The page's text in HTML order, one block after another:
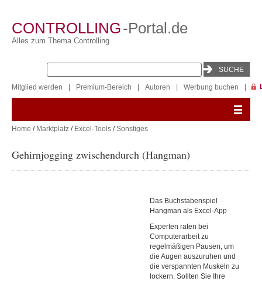
CONTROLLING-Portal.de
Alles zum Thema Controlling
Mitglied werden Premium-Bereich Autoren Werbung buchen
Home / Marktplatz / Excel-Tools /Sonstiges
Gehirnjogging zwischendurch (Hangman)
Das Buchstabenspiel
Hangman als Excel-App
Experten raten bei
Computerarbeit zu
regelmäßigen Pausen, um
die Augen auszuruhen und
die verspannten Muskeln zu
lockern. Sollten Sie Ihre